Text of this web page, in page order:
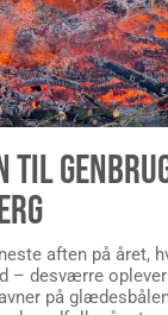
TIL
aften på året,
– desværre
på